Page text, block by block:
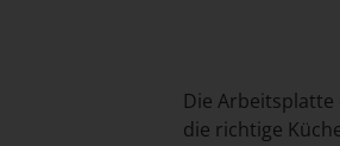
Die
die richtige